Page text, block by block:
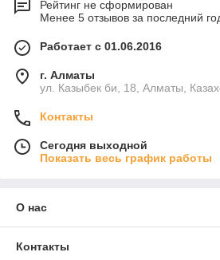
Рейтинг не сформирован
Менее 5 отзывов за последний
Работает с 01.06.2016
г. Алматы
ул. Казыбек би, 18, Алматы,
Контакты
Сегодня выходной
Показать весь график работы
О нас
Контакты